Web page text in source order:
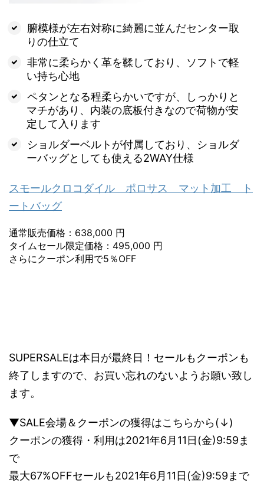
腑模様が左右対称に綺麗に並んだセンター取
りの仕立て
非常に柔らかく革を鞣しており、ソフトで軽
い持ち心地
ペタンとなる程柔らかいですが、しっかりと
マチがあり、内装の底板付きなので荷物が安
定して入ります
ショルダーベルトが付属しており、ショルダ
ーバッグとしても使える2WAY仕様
スモールクロコダイル ポロサス マット加工 ト
ートバッグ
通常販売価格：638,000 円
タイムセール限定価格：495,000 円
さらにクーポン利用で5％OFF
SUPERSALEは本日が最終日！セールもクーポンも
終了しますので、お買い忘れのないようお願い致し
ます。
▼SALE会場＆クーポンの獲得はこちらから(↓)
クーポンの獲得・利用は2021年6月11日(金)9:59ま
で
最大67%OFFセールも2021年6月11日(金)9:59まで